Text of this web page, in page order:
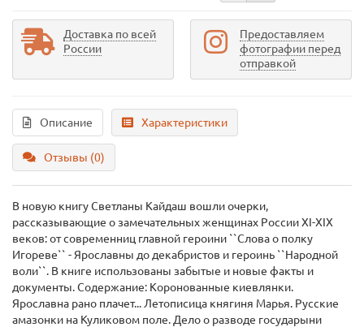
Доставка по всей
России
Предоставляем
фотографии перед
отправкой
Описание Характеристики
Отзывы (0)
В новую книгу Светланы Кайдаш вошли очерки,
рассказывающие о замечательных женщинах России XI-XIX
веков: от современниц главной героини ``Слова о полку
Игореве`` - Ярославны до декабристов и героинь ``Народной
воли``. В книге использованы забытые и новые факты и
документы. Содержание: Коронованные киевлянки.
Ярославна рано плачет... Летописица княгиня Марья. Русские
амазонки на Куликовом поле. Дело о разводе государыни